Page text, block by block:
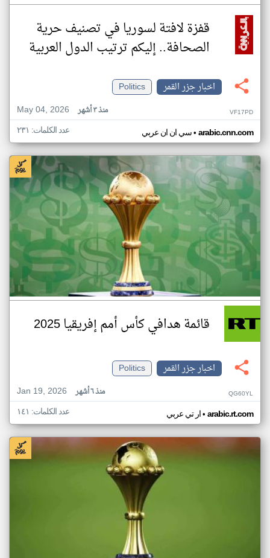
قفزة لافتة لسوريا في تصنيف حرية
الصحافة.. إليكم ترتيب الدول العربية
اخبار جزر القمر
Politics
May 04, 2026
منذ ٣ أشهر VF17PD
سي ان ان عربي• arabic.cnn.com عدد الكلمات: ٢٣١
قائمة هدافي كأس أمم إفريقيا 2025
اخبار جزر القمر
Politics
Jan 19, 2026
منذ ٦ أشهر QG60YL
ار تي عربي• arabic.rt.com عدد الكلمات: ١٤١